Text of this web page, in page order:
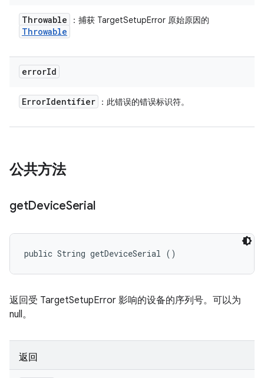
Throwable ：捕获 TargetSetupError 原始原因的
Throwable
errorId
ErrorIdentifier ：此错误的错误标识符。
公共方法
getDeviceSerial
public String getDeviceSerial ()
返回受 TargetSetupError 影响的设备的序列号。可以为
null。
返回